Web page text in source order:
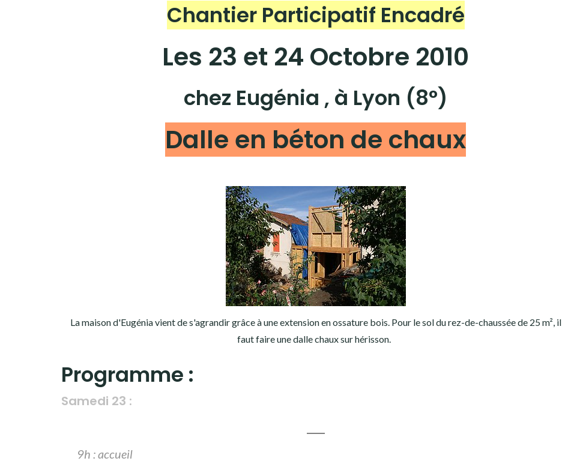
Chantier Participatif Encadré
Les 23 et 24 Octobre 2010
chez Eugénia , à Lyon (8°)
Dalle en béton de chaux
La maison d'Eugénia vient de s'agrandir grâce à une extension en ossature bois. Pour le sol du rez-de-chaussée de 25 m², il
faut faire une dalle chaux sur hérisson.
Programme :
Samedi 23 :
9h : accueil